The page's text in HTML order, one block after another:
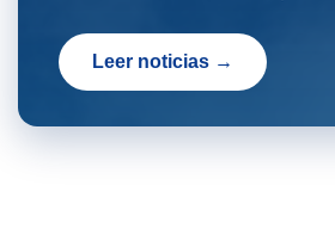
Leer noticias →